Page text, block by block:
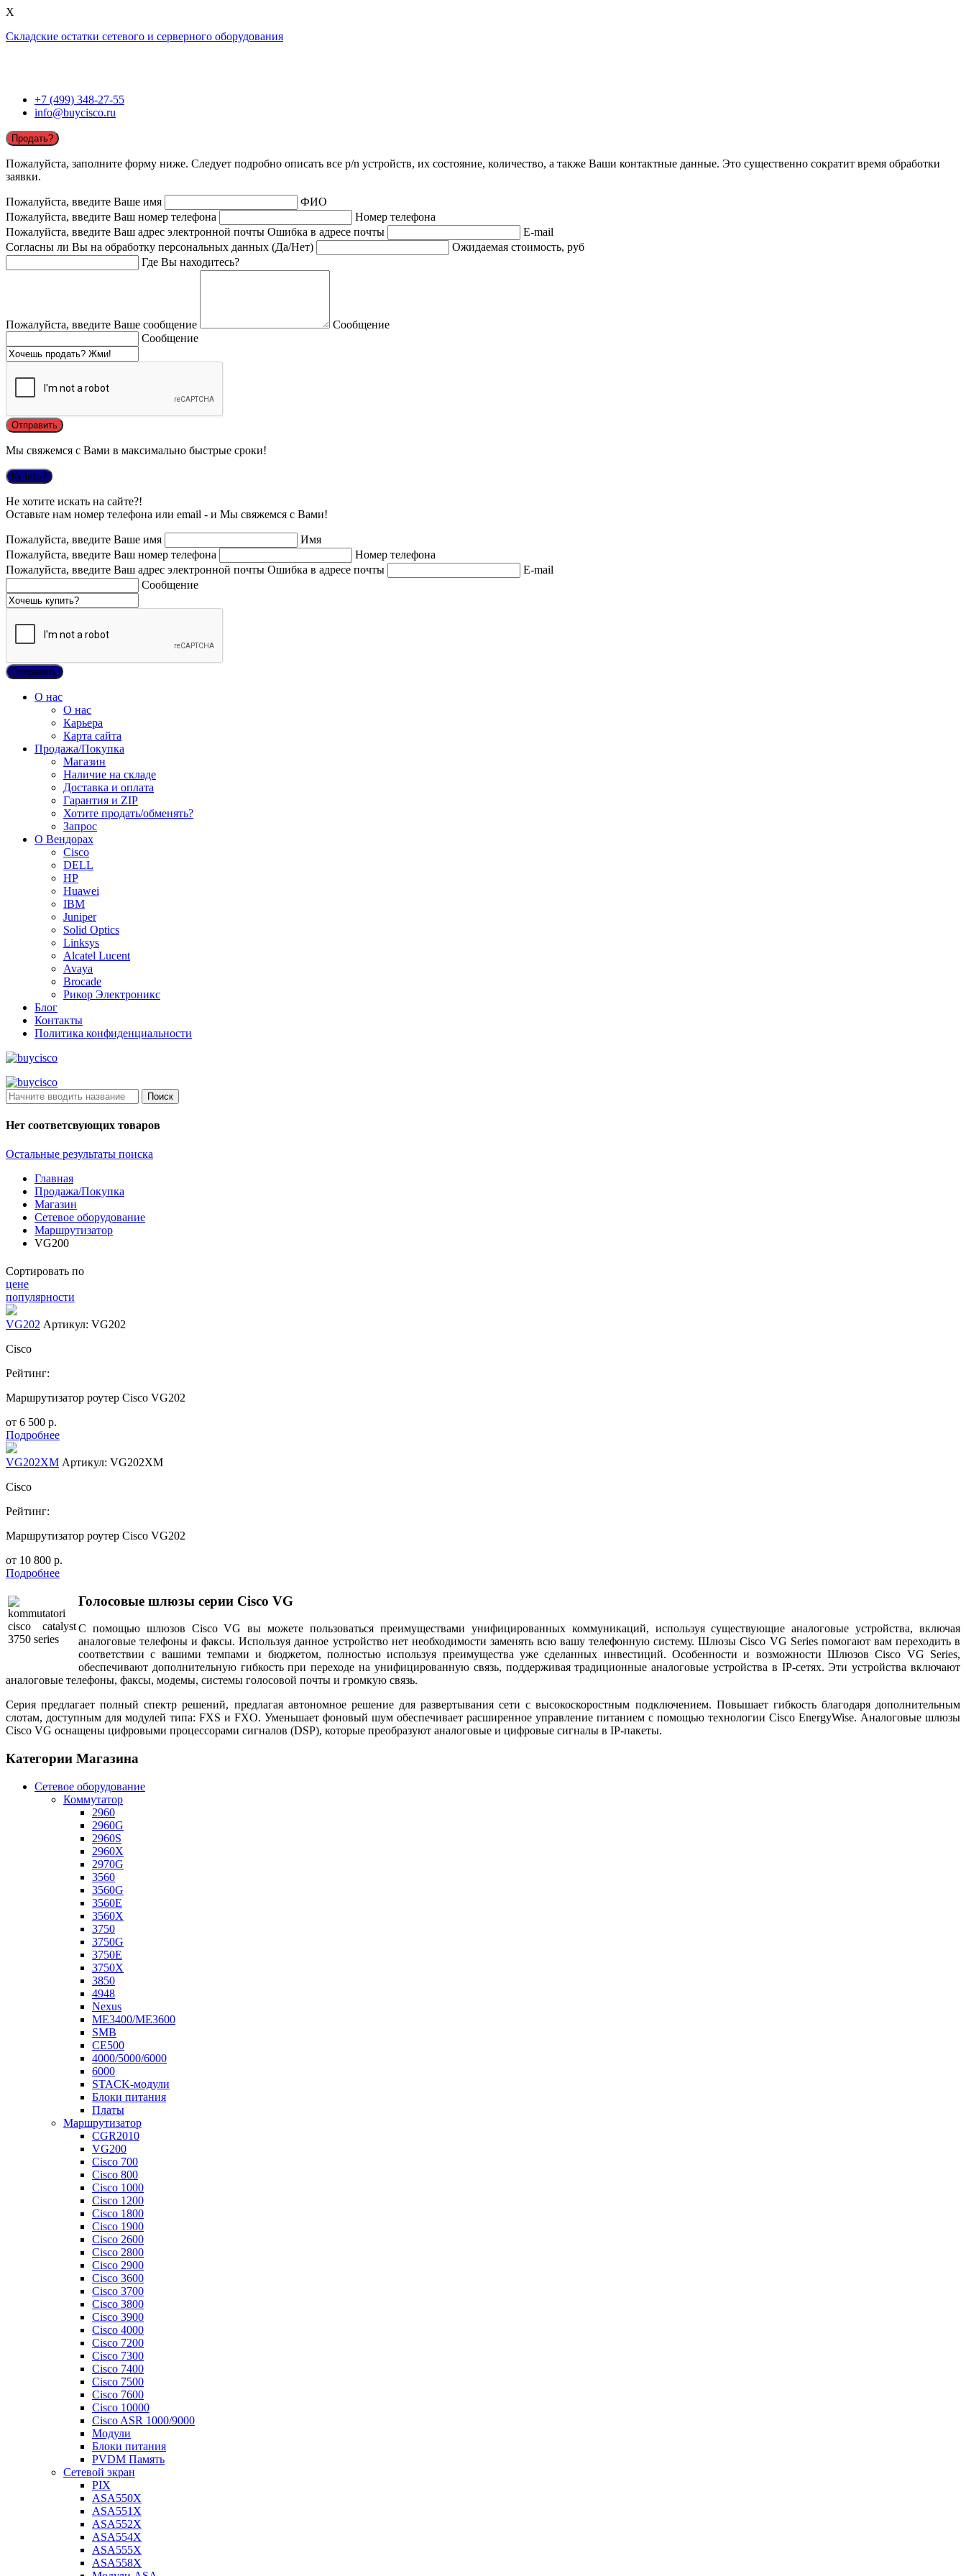
X
Складские остатки сетевого и серверного оборудования
+7 (499) 348-27-55
info@buycisco.ru
Продать?
Пожалуйста, заполните форму ниже. Следует подробно описать все p/n устройств, их состояние, количество, а также Ваши контактные данные. Это существенно сократит время обработки
заявки.
Пожалуйста, введите Ваше имя
ФИО
Пожалуйста, введите Ваш номер телефона
Номер телефона
Пожалуйста, введите Ваш адрес электронной почты Ошибка в адресе почты
E-mail
Согласны ли Вы на обработку персональных данных (Да/Нет)
Ожидаемая стоимость, руб
Где Вы находитесь?
Пожалуйста, введите Ваше сообщение
Сообщение
Сообщение
Мы свяжемся с Вами в максимально быстрые сроки!
Купить?
Не хотите искать на сайте?!
Оставьте нам номер телефона или email - и Мы свяжемся с Вами!
Пожалуйста, введите Ваше имя
Имя
Пожалуйста, введите Ваш номер телефона
Номер телефона
Пожалуйста, введите Ваш адрес электронной почты Ошибка в адресе почты
E-mail
Сообщение
О нас
О нас
Карьера
Карта сайта
Продажа/Покупка
Магазин
Наличие на складе
Доставка и оплата
Гарантия и ZIP
Хотите продать/обменять?
Запрос
О Вендорах
Cisco
DELL
HP
Huawei
IBM
Juniper
Solid Optics
Linksys
Alcatel Lucent
Avaya
Brocade
Рикор Электроникс
Блог
Контакты
Политика конфиденциальности
Поиск
Нет соответсвующих товаров
Остальные результаты поиска
Главная
Продажа/Покупка
Магазин
Сетевое оборудование
Маршрутизатор
VG200
Сортировать по
цене
популярности
VG202 Артикул: VG202
Cisco
Рейтинг:
Маршрутизатор роутер Cisco VG202
от 6 500 р.
Подробнее
VG202XM Артикул: VG202XM
Cisco
Рейтинг:
Маршрутизатор роутер Cisco VG202
от 10 800 р.
Подробнее
Голосовые шлюзы серии Cisco VG
С помощью шлюзов Cisco VG вы можете пользоваться преимуществами унифицированных коммуникаций, используя существующие аналоговые устройства, включая
аналоговые телефоны и факсы. Используя данное устройство нет необходимости заменять всю вашу телефонную систему. Шлюзы Cisco VG Series помогают вам переходить в
соответствии с вашими темпами и бюджетом, полностью используя преимущества уже сделанных инвестиций. Особенности и возможности Шлюзов Cisco VG Series,
обеспечивают дополнительную гибкость при переходе на унифицированную связь, поддерживая традиционные аналоговые устройства в IP-сетях. Эти устройства включают
аналоговые телефоны, факсы, модемы, системы голосовой почты и громкую связь.
Серия предлагает полный спектр решений, предлагая автономное решение для развертывания сети с высокоскоростным подключением. Повышает гибкость благодаря дополнительным
слотам, доступным для модулей типа: FXS и FXO. Уменьшает фоновый шум обеспечивает расширенное управление питанием с помощью технологии Cisco EnergyWise. Аналоговые шлюзы
Cisco VG оснащены цифровыми процессорами сигналов (DSP), которые преобразуют аналоговые и цифровые сигналы в IP-пакеты.
Категории Магазина
Сетевое оборудование
Коммутатор
2960
2960G
2960S
2960X
2970G
3560
3560G
3560E
3560X
3750
3750G
3750E
3750X
3850
4948
Nexus
ME3400/ME3600
SMB
CE500
4000/5000/6000
6000
STACK-модули
Блоки питания
Платы
Маршрутизатор
CGR2010
VG200
Cisco 700
Cisco 800
Cisco 1000
Cisco 1200
Cisco 1800
Cisco 1900
Cisco 2600
Cisco 2800
Cisco 2900
Cisco 3600
Cisco 3700
Cisco 3800
Cisco 3900
Cisco 4000
Cisco 7200
Cisco 7300
Cisco 7400
Cisco 7500
Cisco 7600
Cisco 10000
Cisco ASR 1000/9000
Модули
Блоки питания
PVDM Память
Сетевой экран
PIX
ASA550X
ASA551X
ASA552X
ASA554X
ASA555X
ASA558X